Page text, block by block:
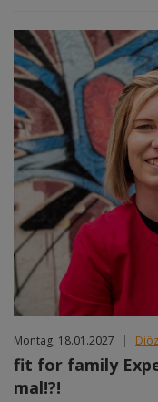
Montag, 18.01.2027 |
fit for family
mal!?!